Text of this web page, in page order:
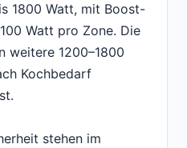
1800 Watt, mit Boost-
Watt pro Zone. Die
weitere 1200–1800
Kochbedarf
stehen im